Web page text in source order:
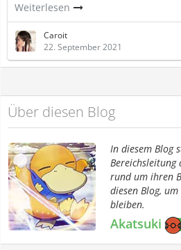
Weiterlesen
Caroit
22. September 2021
Über diesen Blog
In diesem Blog
Bereichsleitung
rund um ihren
diesen Blog,
bleiben.
Akatsuki